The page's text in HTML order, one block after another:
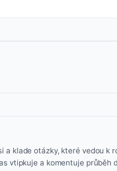
a klade otázky, které vedou k
vtipkuje a komentuje průběh